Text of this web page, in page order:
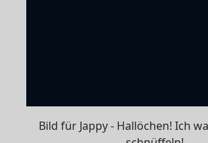
Bild für Jappy - Hallöchen! Ich